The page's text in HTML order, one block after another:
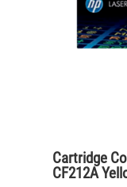
Cartridge
CF212A